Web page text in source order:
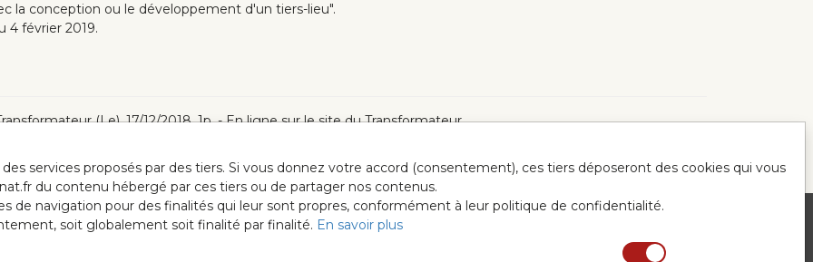
la conception ou le développement d'un tiers-lieu".
4 février 2019.
(Le), 17/12/2018, 1p. - En ligne sur le site du Transformateur
services proposés par des tiers. Si vous donnez votre accord (consentement), ces tiers déposeront des cookies qui vous
du contenu hébergé par ces tiers ou de partager nos contenus.
de navigation pour des finalités qui leur sont propres, conformément à leur politique de confidentialité.
soit globalement soit finalité par finalité. En savoir plus